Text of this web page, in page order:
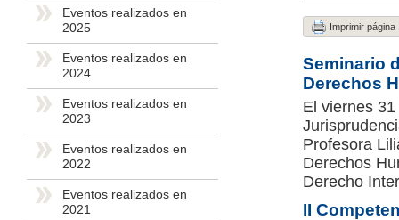
Eventos realizados en
2025
Eventos realizados en
2024
Eventos realizados en
2023
Eventos realizados en
2022
Eventos realizados en
2021
Imprimir página
Seminario
Derechos
El viernes
Profesora
Derechos
Derecho
II